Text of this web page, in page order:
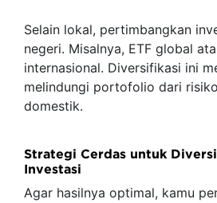
Selain lokal, pertimbangkan
negeri. Misalnya, ETF global
internasional. Diversifikasi ini
melindungi portofolio dari
domestik.
Strategi Cerdas untuk
Investasi
Agar hasilnya optimal, kamu